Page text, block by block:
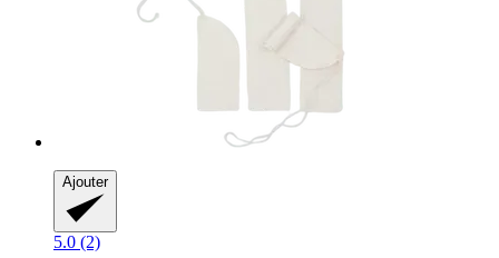
Ajouter
5.0 (2)